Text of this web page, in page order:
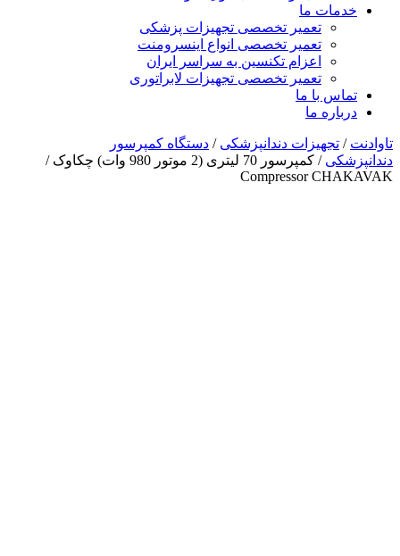
خدمات ما
تعمیر تخصصی تجهیزات پزشکی
تعمیر تخصصی انواع اینسرومنت
اعزام تکنسین به سراسر ایران
تعمیر تخصصی تجهیزات لابراتوری
تماس با ما
درباره ما
تاوادنت / تجهیزات دندانپزشکی / دستگاه کمپرسور
دندانپزشکی
/ کمپرسور 70 لیتری (2 موتور 980 وات) چکاوک /
Compressor CHAKAVAK